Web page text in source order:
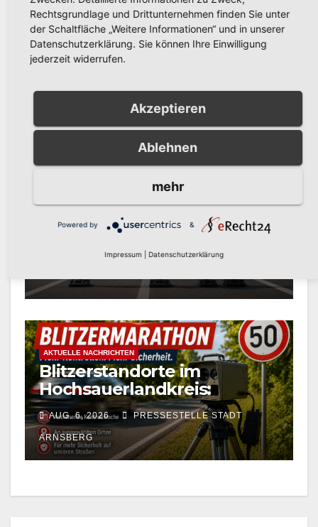
AKTUELLE NACHRICHTEN
Zusatztermine im
Sauerland-Museum
Ferienprogramm für Kinder
AUG. 6, 2026 PRESSESTELLE STADT
Neheim: Engelbertstraße
wird ab 10. August voll
gesperrt – Kanalerneuerung
im Engelberting
AUG. 6, 2026 PRESSESTELLE STADT
AKTUELLE NACHRICHTEN
Blitzerstandorte im
Hochsauerlandkreis:
Geschwindigkeitskontrollen
vom 10. bis 14. August 2026
AUG. 6, 2026 PRESSESTELLE STADT
ARNSBERG
Rechtsgrundlage und Drittunternehmen finden Sie unter
der Schaltfläche „Weitere Informationen“ und in unserer
Datenschutzerklärung. Sie können Ihre Einwilligung
jederzeit widerrufen.
Akzeptieren
Ablehnen
mehr
Powered by &
Impressum Datenschutzerklärung